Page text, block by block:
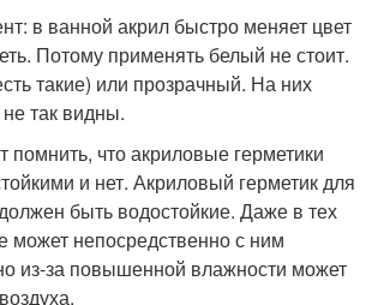
в ванной акрил быстро меняет цвет
Потому применять белый не стоит.
такие) или прозрачный. На них
так видны.
помнить, что акриловые герметики
и нет. Акриловый герметик для
быть водостойкие. Даже в тех
может непосредственно с ним
из-за повышенной влажности может